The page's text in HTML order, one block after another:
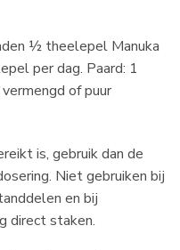
½ theelepel Manuka
per dag. Paard: 1
of puur
is, gebruik dan de
Niet gebruiken bij
en bij
direct staken.